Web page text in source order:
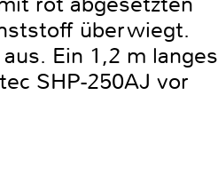
überwiegt.
Ein 1,2 m langes
SHP-250AJ vor